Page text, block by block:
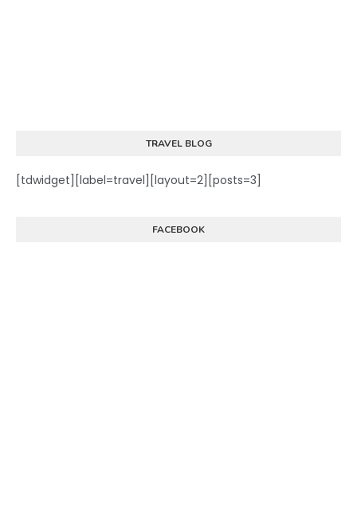
TRAVEL BLOG
[tdwidget][label=travel][layout=2][posts=3]
FACEBOOK